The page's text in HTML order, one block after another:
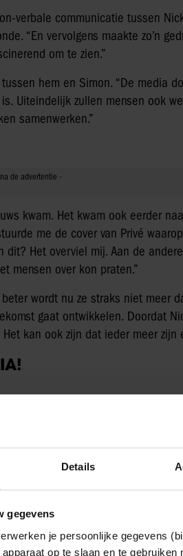
Details
gegevens
je persoonlijke gegevens
op te slaan en te
verbale communicatie tussen
“En vervolgens maakte zo’n
om te zien.”
hem en Simon. “De media
Uiteindelijk zullen mensen ook
samenwerken.”
kwam. Het kwam ook eerder
me de cover van Privé
dit? Het overviel mij. Aan de
mensen over kon praten.”
wordt nu ze straks niet meer
gaat ontwikkelen. Doordat
kan ook zijn dat ieder meer zijn